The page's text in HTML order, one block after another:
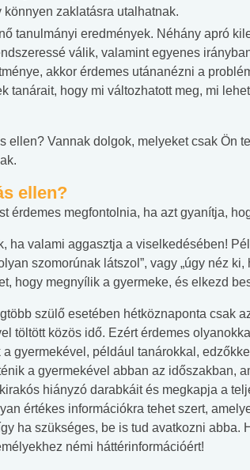
zaklatásra utalhatnak.
tanulmányi eredmények. Néhány apró
válik, valamint egyenes
akkor érdemes utánanézni a
tanárait, hogy mi változhatott meg, mi
ellen? Vannak dolgok, melyeket csak Ön
ellen?
érdemes megfontolnia, ha azt gyanítja,
ha valami aggasztja a viselkedésében!
szomorúnak látszol”, vagy „úgy néz
hogy megnyílik a gyermeke, és elkezd
szülő esetében hétköznaponta csak
töltött közös idő. Ezért érdemes
gyermekével, például tanárokkal,
a gyermekével abban az időszakban,
hiányzó darabkáit és megkapja a
értékes információkra tehet szert,
ha szükséges, be is tud avatkozni abba.
némi háttérinformációért!
#Betegségek #Suli, munka
Angol középfokú
No.42